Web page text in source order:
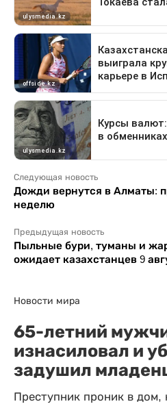
Следующая новость
Дожди вернутся в Алматы:
неделю
Предыдущая новость
Пыльные бури, туманы и
ожидает казахстанцев 9
Новости мира
65-летний
изнасиловал и
задушил
Преступник проник в дом,